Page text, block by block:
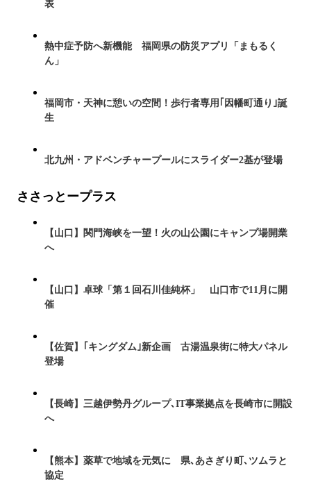
表
熱中症予防へ新機能 福岡県の防災アプリ「まもるく
ん」
福岡市・天神に憩いの空間！歩行者専用｢因幡町通り｣誕
生
北九州・アドベンチャープールにスライダー2基が登場
ささっとープラス
【山口】関門海峡を一望！火の山公園にキャンプ場開業
へ
【山口】卓球「第１回石川佳純杯」 山口市で11月に開
催
【佐賀】｢キングダム｣新企画 古湯温泉街に特大パネル
登場
【長崎】三越伊勢丹グループ､IT事業拠点を長崎市に開設
へ
【熊本】薬草で地域を元気に 県､あさぎり町､ツムラと
協定